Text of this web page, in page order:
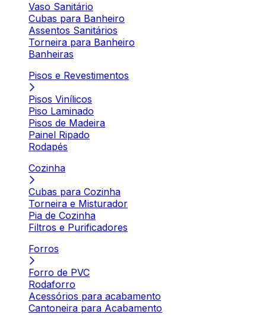
Vaso Sanitário
Cubas para Banheiro
Assentos Sanitários
Torneira para Banheiro
Banheiras
Pisos e Revestimentos
Pisos Vinílicos
Piso Laminado
Pisos de Madeira
Painel Ripado
Rodapés
Cozinha
Cubas para Cozinha
Torneira e Misturador
Pia de Cozinha
Filtros e Purificadores
Forros
Forro de PVC
Rodaforro
Acessórios para acabamento
Cantoneira para Acabamento